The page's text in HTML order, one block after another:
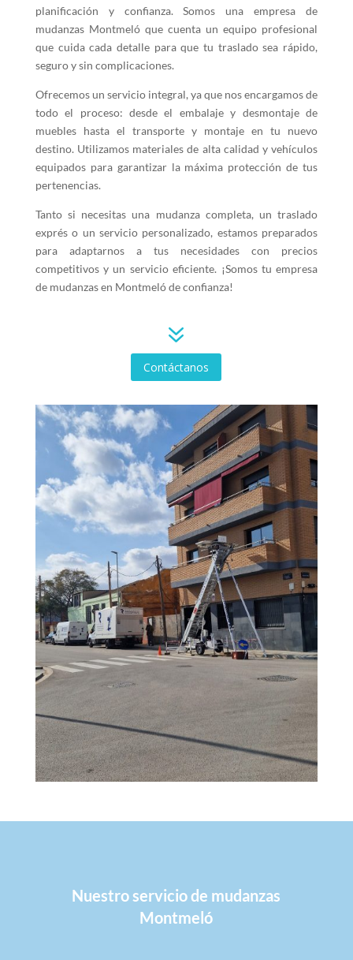
planificación y confianza. Somos una empresa de
mudanzas Montmeló que cuenta un equipo profesional
que cuida cada detalle para que tu traslado sea rápido,
seguro y sin complicaciones.
Ofrecemos un servicio integral, ya que nos encargamos de
todo el proceso: desde el embalaje y desmontaje de
muebles hasta el transporte y montaje en tu nuevo
destino. Utilizamos materiales de alta calidad y vehículos
equipados para garantizar la máxima protección de tus
pertenencias.
Tanto si necesitas una mudanza completa, un traslado
exprés o un servicio personalizado, estamos preparados
para adaptarnos a tus necesidades con precios
competitivos y un servicio eficiente. ¡Somos tu empresa
de mudanzas en Montmeló de confianza!
7
Contáctanos
Nuestro servicio de mudanzas
Montmeló